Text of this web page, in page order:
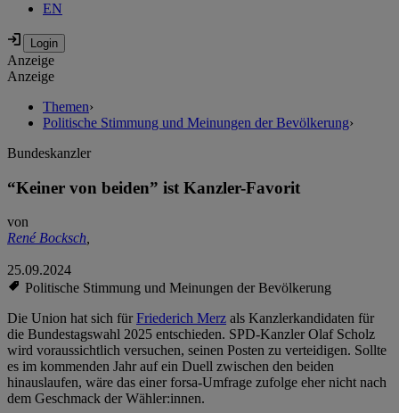
EN
Anzeige
Anzeige
Themen›
Politische Stimmung und Meinungen der Bevölkerung›
Bundeskanzler
“Keiner von beiden” ist Kanzler-Favorit
von
René Bocksch,
25.09.2024
Politische Stimmung und Meinungen der Bevölkerung
Die Union hat sich fürFriederich Merz als Kanzlerkandidaten für
die Bundestagswahl 2025 entschieden. SPD-Kanzler Olaf Scholz
wird voraussichtlich versuchen, seinen Posten zu verteidigen. Sollte
es im kommenden Jahr auf ein Duell zwischen den beiden
hinauslaufen, wäre das einer forsa-Umfrage zufolge eher nicht nach
dem Geschmack der Wähler:innen.